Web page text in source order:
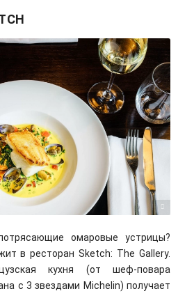
Sebastian Coman Photography/unsplash
омаровые устрицы?
в ресторан Sketch: The Gallery.
кухня (от шеф-повара
с 3 звездами Michelin) получает